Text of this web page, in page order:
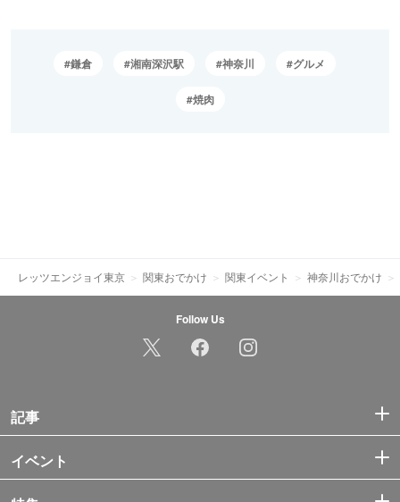
鎌倉 湘南深沢駅 神奈川 グルメ
焼肉
レッツエンジョイ東京 関東おでかけ 関東イベント 神奈川おでかけ
Follow Us
記事
イベント